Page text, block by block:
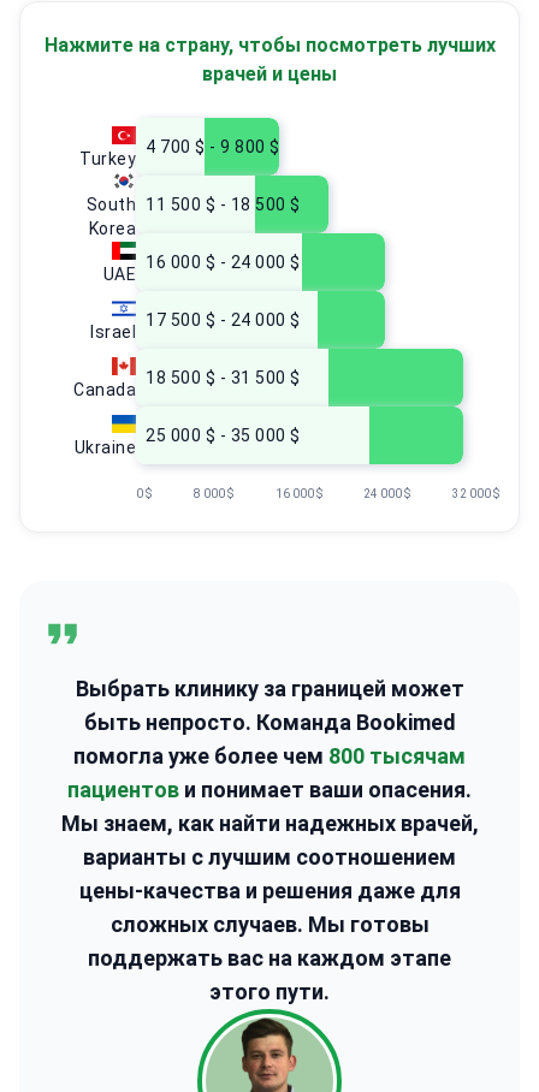
Нажмите на страну, чтобы посмотреть лучших
врачей и цены
Turkey
South
Korea
UAE
Israel
Canada
Ukraine
4 700 $ - 9 800 $
11 500 $ - 18 500 $
16 000 $ - 24 000 $
17 500 $ - 24 000 $
18 500 $ - 31 500 $
25 000 $ - 35 000 $
0 $ 8 000 $ 16 000 $ 24 000 $ 32 000 $
Выбрать клинику за границей может
быть непросто. Команда Bookimed
помогла уже более чем 800 тысячам
пациентов и понимает ваши опасения.
Мы знаем, как найти надежных врачей,
варианты с лучшим соотношением
цены-качества и решения даже для
сложных случаев. Мы готовы
поддержать вас на каждом этапе
этого пути.